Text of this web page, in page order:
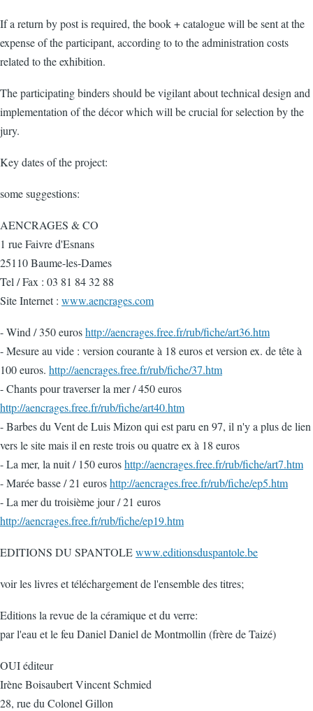
If a return by post is required, the book + catalogue will be sent at the
expense of the participant, according to to the administration costs
related to the exhibition.
The participating binders should be vigilant about technical design and
implementation of the décor which will be crucial for selection by the
jury.
Key dates of the project:
some suggestions:
AENCRAGES & CO
1 rue Faivre d'Esnans
25110 Baume-les-Dames
Tel / Fax : 03 81 84 32 88
Site Internet : www.aencrages.com
- Wind / 350 euroshttp://aencrages.free.fr/rub/fiche/art36.htm
- Mesure au vide : version courante à 18 euros et version ex. de tête à
100 euros. http://aencrages.free.fr/rub/fiche/37.htm
- Chants pour traverser la mer / 450 euros
http://aencrages.free.fr/rub/fiche/art40.htm
- Barbes du Vent de Luis Mizon qui est paru en 97, il n'y a plus de lien
vers le site mais il en reste trois ou quatre ex à 18 euros
- La mer, la nuit / 150 euroshttp://aencrages.free.fr/rub/fiche/art7.htm
- Marée basse / 21 euroshttp://aencrages.free.fr/rub/fiche/ep5.htm
- La mer du troisième jour / 21 euros
http://aencrages.free.fr/rub/fiche/ep19.htm
EDITIONS DU SPANTOLEwww.editionsduspantole.be
voir les livres et téléchargement de l'ensemble des titres;
Editions la revue de la céramique et du verre:
par l'eau et le feu Daniel Daniel de Montmollin (frère de Taizé)
OUI éditeur
Irène Boisaubert Vincent Schmied
28, rue du Colonel Gillon